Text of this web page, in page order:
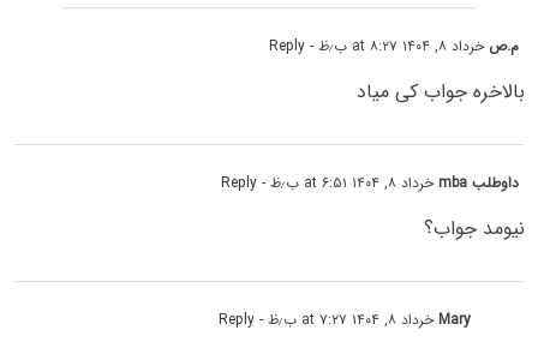
م.ص خرداد ۸, ۱۴۰۴ at ۸:۲۷ ب٫ظ - Reply
بالاخره جواب کی میاد
داوطلب mba خرداد ۸, ۱۴۰۴ at ۶:۵۱ ب٫ظ - Reply
نیومد جواب؟
Maryخرداد ۸, ۱۴۰۴ at ۷:۲۷ ب٫ظ - Reply